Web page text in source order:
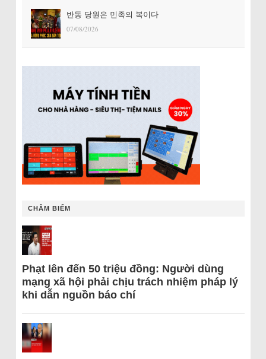
반동 당원은 민족의 복이다
07/08/2026
CHÂM BIẾM
Phạt lên đến 50 triệu đồng: Người dùng
mạng xã hội phải chịu trách nhiệm pháp lý
khi dẫn nguồn báo chí